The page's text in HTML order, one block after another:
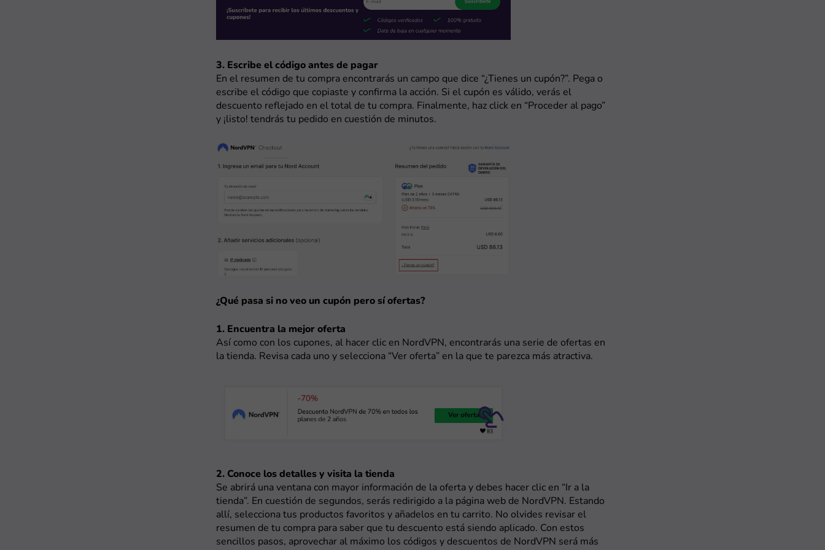
3. Escribe el código antes de pagar
En el resumen de tu compra encontrarás un campo que dice “¿Tienes un cupón?”. Pega o
escribe el código que copiaste y confirma la acción. Si el cupón es válido, verás el
descuento reflejado en el total de tu compra. Finalmente, haz click en “Proceder al pago”
y ¡listo! tendrás tu pedido en cuestión de minutos.
¿Qué pasa si no veo un cupón pero sí ofertas?
1. Encuentra la mejor oferta
Así como con los cupones, al hacer clic en NordVPN, encontrarás una serie de ofertas en
la tienda. Revisa cada uno y selecciona “Ver oferta” en la que te parezca más atractiva.
2. Conoce los detalles y visita la tienda
Se abrirá una ventana con mayor información de la oferta y debes hacer clic en “Ir a la
tienda”. En cuestión de segundos, serás redirigido a la página web de NordVPN. Estando
allí, selecciona tus productos favoritos y añadelos en tu carrito. No olvides revisar el
resumen de tu compra para saber que tu descuento está siendo aplicado. Con estos
sencillos pasos, aprovechar al máximo los códigos y descuentos de NordVPN será más